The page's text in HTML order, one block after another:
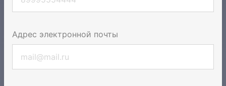
Адрес электронной почты